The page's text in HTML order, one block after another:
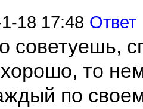
18 17:48 Ответ
советуешь,
то
по